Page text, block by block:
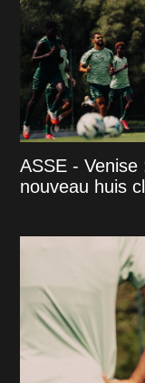
ASSE -
nouveau huis